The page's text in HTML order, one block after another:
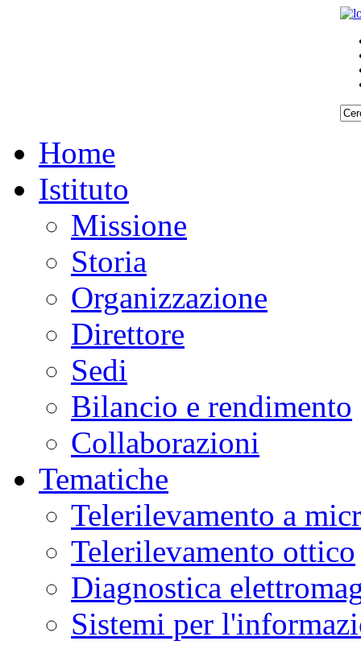
Home
Istituto
Missione
Storia
Organizzazione
Direttore
Sedi
Bilancio e rendimento
Collaborazioni
Tematiche
Telerilevamento a
Telerilevamento ottico
Diagnostica
Sistemi per